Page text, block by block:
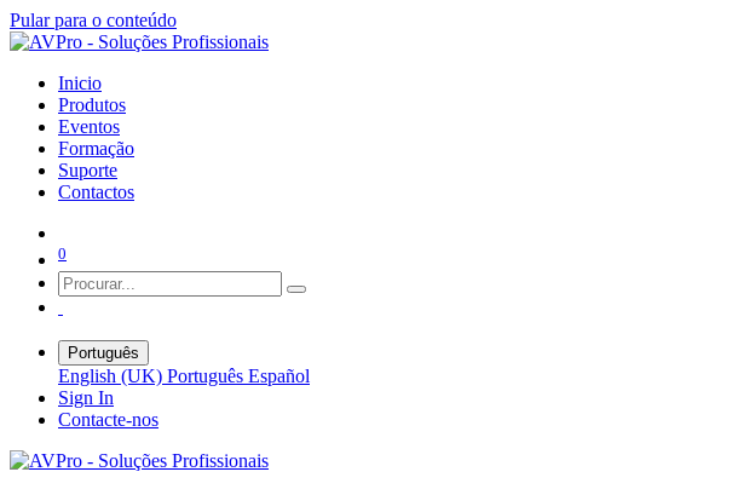
Pular para o conteúdo
Inicio
Produtos
Eventos
Formação
Suporte
Contactos
0
Português
English (UK) Português Español
Sign In
Contacte-nos